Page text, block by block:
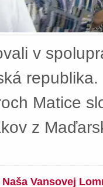
v
Matice
z
Vansovej